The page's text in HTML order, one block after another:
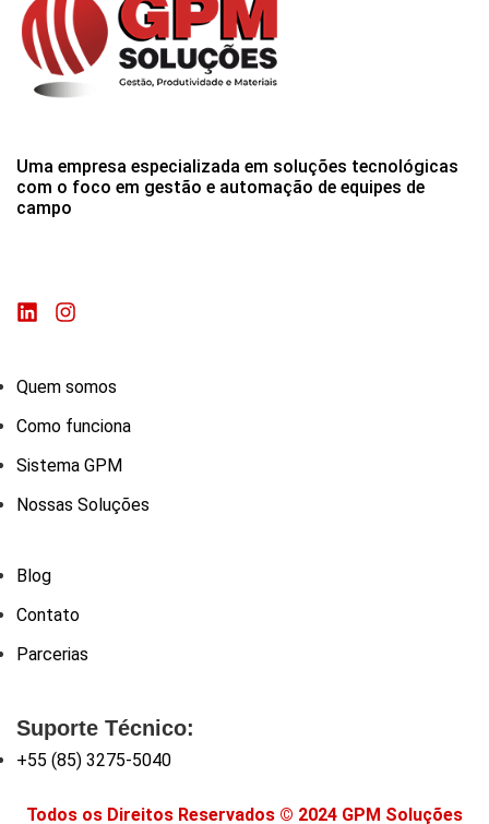
Uma empresa especializada em soluções tecnológicas
com o foco em gestão e automação de equipes de
campo
Quem somos
Como funciona
Sistema GPM
Nossas Soluções
Blog
Contato
Parcerias
Suporte Técnico:
+55 (85) 3275-5040
Todos os Direitos Reservados © 2024 GPM Soluções